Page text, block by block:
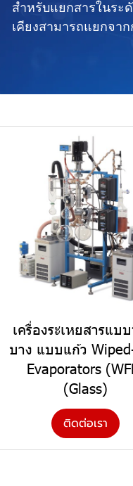
สำหรับแยกสารในระ
เคียงสามารถแยกจา
เครื่องระเหยสารแบ
บาง แบบแก้ว
Evaporators
(Glass)
ติดต่อเรา